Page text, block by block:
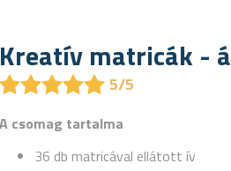
Kreatív matricák -
★★★★★
★★★★★5/5
A csomag tartalma
36 db matricával ellátott ív